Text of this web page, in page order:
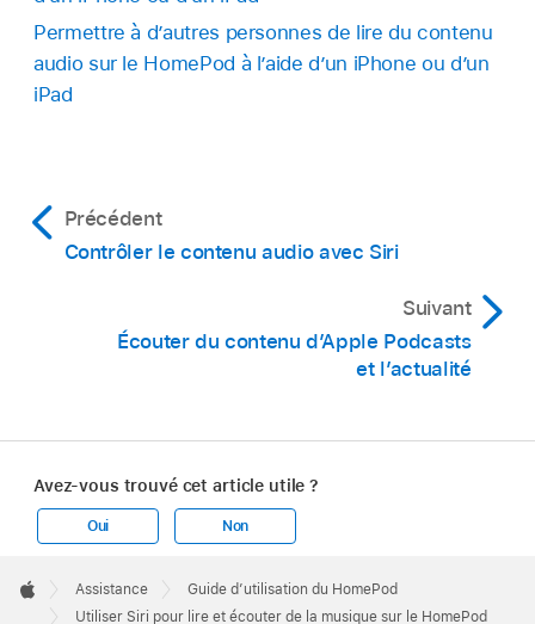
Permettre à d’autres personnes de lire du contenu
audio sur le HomePod à l’aide d’un iPhone ou d’un
iPad
Précédent
Contrôler le contenu audio avec Siri
Suivant
Écouter du contenu d’Apple Podcasts
et l’actualité
Avez-vous trouvé cet article utile ?
Oui Non
Footer

Apple
Assistance
Guide d’utilisation du HomePod
Utiliser Siri pour lire et écouter de la musique sur le HomePod